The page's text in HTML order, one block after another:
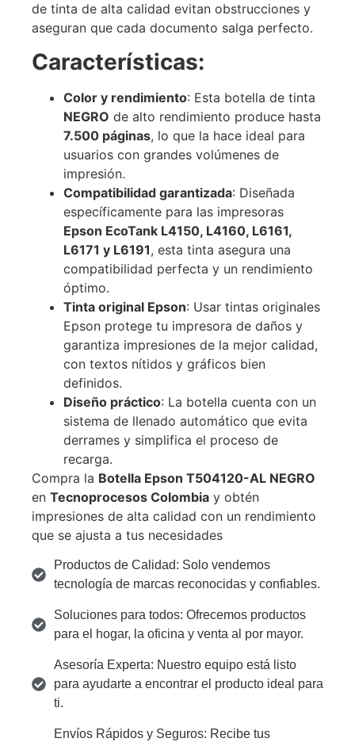
de tinta de alta calidad evitan obstrucciones y
aseguran que cada documento salga perfecto.
Características:
Color y rendimiento: Esta botella de tinta
NEGRO de alto rendimiento produce hasta
7.500 páginas, lo que la hace ideal para
usuarios con grandes volúmenes de
impresión.
Compatibilidad garantizada: Diseñada
específicamente para las impresoras
Epson EcoTank L4150, L4160, L6161,
L6171 y L6191, esta tinta asegura una
compatibilidad perfecta y un rendimiento
óptimo.
Tinta original Epson: Usar tintas originales
Epson protege tu impresora de daños y
garantiza impresiones de la mejor calidad,
con textos nítidos y gráficos bien
definidos.
Diseño práctico: La botella cuenta con un
sistema de llenado automático que evita
derrames y simplifica el proceso de
recarga.
Compra la Botella Epson T504120-AL NEGRO
en Tecnoprocesos Colombia y obtén
impresiones de alta calidad con un rendimiento
que se ajusta a tus necesidades
Productos de Calidad: Solo vendemos
tecnología de marcas reconocidas y confiables.
Soluciones para todos: Ofrecemos productos
para el hogar, la oficina y venta al por mayor.
Asesoría Experta: Nuestro equipo está listo
para ayudarte a encontrar el producto ideal para
ti.
Envíos Rápidos y Seguros: Recibe tus